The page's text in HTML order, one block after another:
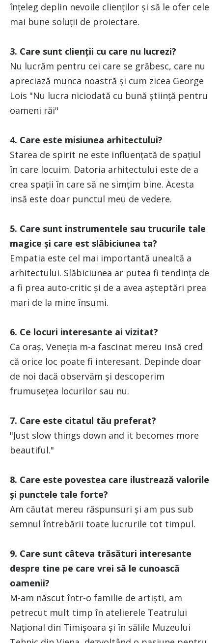
înțeleg deplin nevoile clienților și să le ofer cele
mai bune soluții de proiectare.
3. Care sunt clienții cu care nu lucrezi?
Nu lucrăm pentru cei care se grăbesc, care nu
apreciază munca noastră și cum zicea George
Lois "Nu lucra niciodată cu bună știință pentru
oameni răi"
4. Care este misiunea arhitectului?
Starea de spirit ne este influențată de spațiul
în care locuim. Datoria arhitectului este de a
crea spații în care să ne simțim bine. Acesta
insă este doar punctul meu de vedere.
5. Care sunt instrumentele sau trucurile tale
magice și care est slăbiciunea ta?
Empatia este cel mai importantă unealtă a
arhitectului. Slăbiciunea ar putea fi tendința de
a fi prea auto-critic și de a avea așteptări prea
mari de la mine însumi.
6. Ce locuri interesante ai vizitat?
Ca oraș, Veneția m-a fascinat mereu insă cred
că orice loc poate fi interesant. Depinde doar
de noi dacă observăm și descoperim
frumusețea locurilor sau nu.
7. Care este citatul tău preferat?
"Just slow things down and it becomes more
beautiful."
8. Care este povestea care ilustrează valorile
și punctele tale forte?
Am căutat mereu răspunsuri și am pus sub
semnul întrebării toate lucrurile tot timpul.
9. Care sunt câteva trăsături interesante
despre tine pe care vrei să le cunoască
oamenii?
M-am născut într-o familie de artiști, am
petrecut mult timp în atelierele Teatrului
Național din Timișoara și în sălile Muzeului